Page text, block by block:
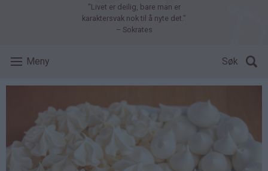
"Livet er deilig, bare man er
karaktersvak nok til å nyte det."
– Sokrates
Meny Søk